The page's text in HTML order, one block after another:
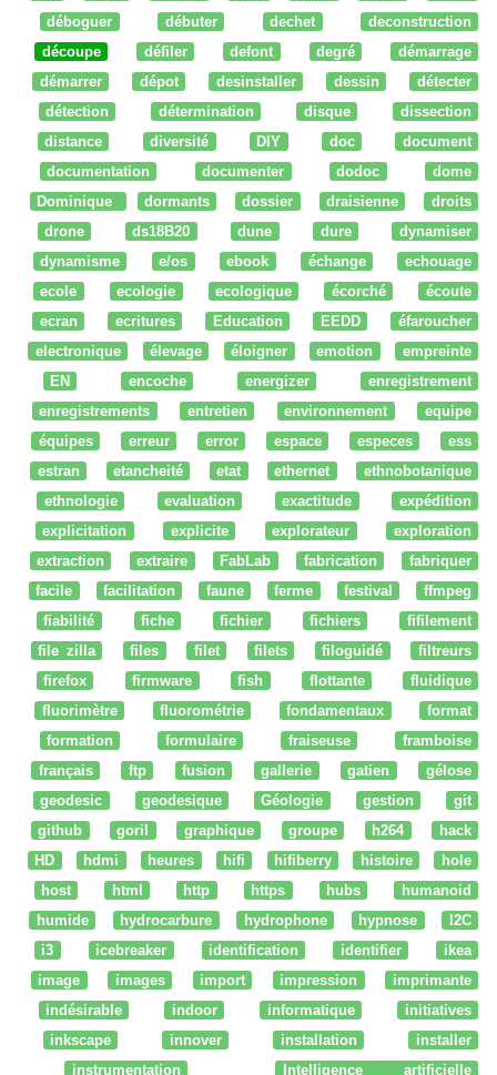
déboguer
débuter dechet
deconstruction
découpe
défiler defont degré
démarrage
démarrer
dépot desinstaller dessin
détecter
détection
détermination disque
dissection
distance
diversité DIY doc
document
documentation
documenter dodoc
dome
Dominique
dormants dossier draisienne
droits
drone
ds18B20 dune dure
dynamiser
dynamisme
e/os ebook échange
echouage
ecole
ecologie ecologique écorché
écoute
ecran
ecritures Education EEDD
éfaroucher
electronique
élevage éloigner emotion
empreinte
EN
encoche energizer
enregistrement
enregistrements
entretien environnement
equipe
équipes
erreur error espace especes
ess
estran
etancheité etat ethernet
ethnobotanique
ethnologie
evaluation exactitude
expédition
explicitation
explicite explorateur
exploration
extraction
extraire FabLab fabrication
fabriquer
facile
facilitation faune ferme festival
ffmpeg
fiabilité
fiche fichier fichiers
fifilement
file zilla
files filet filets filoguidé
filtreurs
firefox
firmware fish flottante
fluidique
fluorimètre
fluorométrie fondamentaux
format
formation
formulaire fraiseuse
framboise
français
ftp fusion gallerie gatien
gélose
geodesic
geodesique Géologie gestion
git
github
goril graphique groupe h264
hack
HD
hdmi heures hifi hifiberry histoire
hole
host
html http https hubs
humanoid
humide
hydrocarbure hydrophone hypnose
I2C
i3
icebreaker identification identifier
ikea
image
images import impression
imprimante
indésirable
indoor informatique
initiatives
inkscape
innover installation
installer
instrumentation
Intelligence artificielle